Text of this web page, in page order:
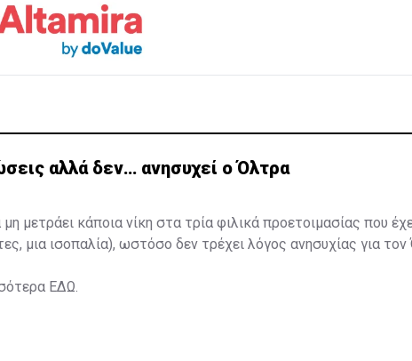
αλλά δεν… ανησυχεί ο Όλτρα
μετράει κάποια νίκη στα τρία φιλικά προετοιμασίας που
μια ισοπαλία), ωστόσο δεν τρέχει λόγος ανησυχίας για τον
ΕΔΩ